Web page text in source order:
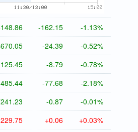
-162.15 -1.13%
-24.39 -0.52%
-8.79 -0.78%
-77.68 -2.18%
-0.87 -0.01%
229.75 +0.06 +0.03%